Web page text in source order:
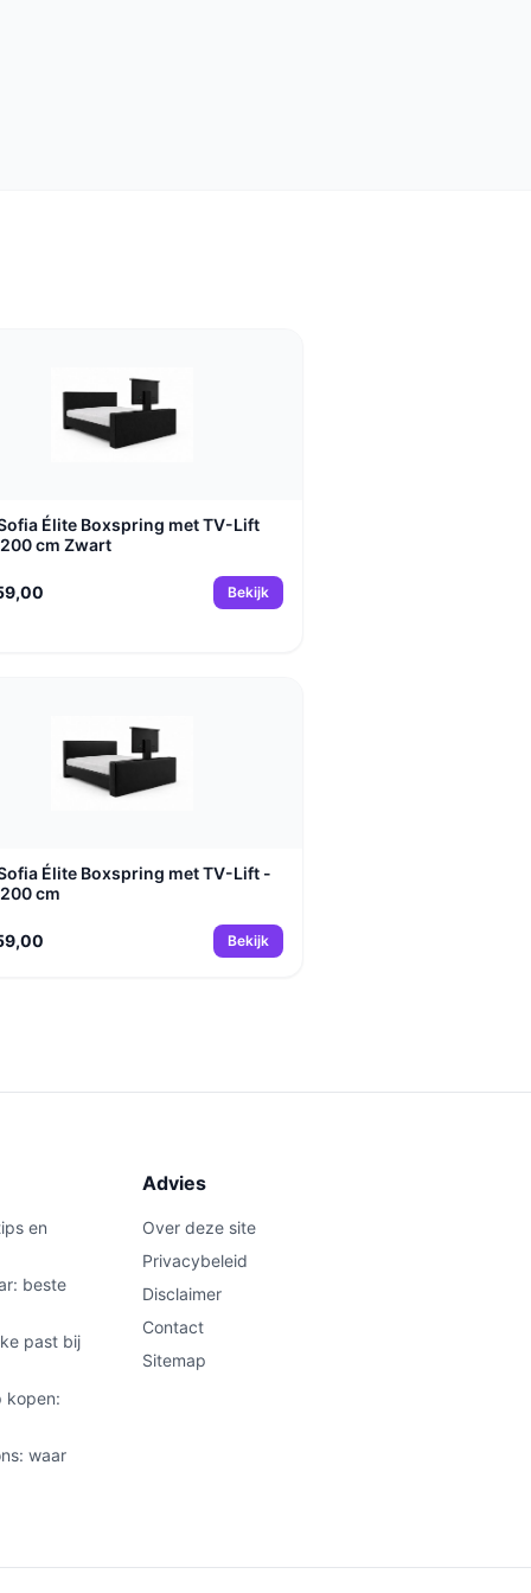
Élite Boxspring met TV-Lift
cm Zwart
Bekijk
Élite Boxspring met TV-Lift -
cm
Bekijk
en
beste
past bij
kopen:
waar
Advies
Over deze site
Privacybeleid
Disclaimer
Contact
Sitemap